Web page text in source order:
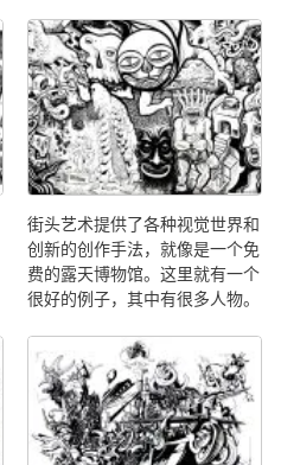
街头艺术提供了各种视觉世界和
创新的创作手法，就像是一个免
费的露天博物馆。这里就有一个
很好的例子，其中有很多人物。